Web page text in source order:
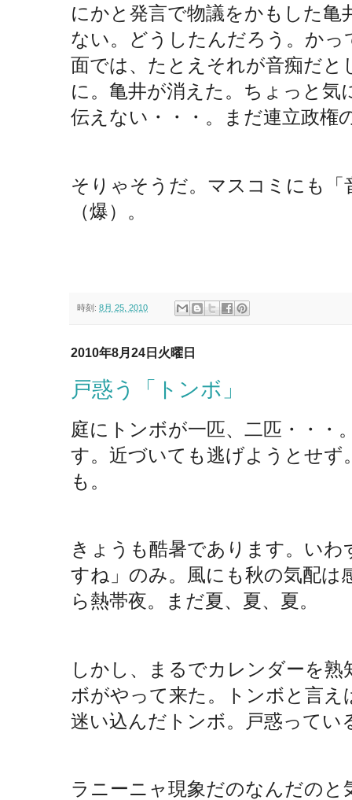
にかと発言で物議をかもした亀
ない。どうしたんだろう。かっ
面では、たとえそれが音痴だ
に。亀井が消えた。ちょっと
伝えない・・・。まだ連立政権
そりゃそうだ。マスコミにも
（爆）。
時刻: 8月 25, 2010
2010年8月24日火曜日
戸惑う「トンボ」
庭にトンボが一匹、二匹・・・
す。近づいても逃げようとせ
も。
きょうも酷暑であります。い
すね」のみ。風にも秋の気配は
ら熱帯夜。まだ夏、夏、夏。
しかし、まるでカレンダーを
ボがやって来た。トンボと言え
迷い込んだトンボ。戸惑ってい
ラニーニャ現象だのなんだのと